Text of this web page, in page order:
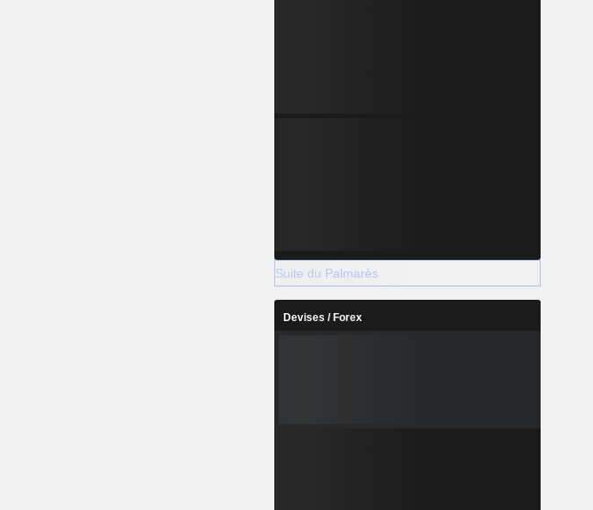
Suite du Palmarès
Devises / Forex